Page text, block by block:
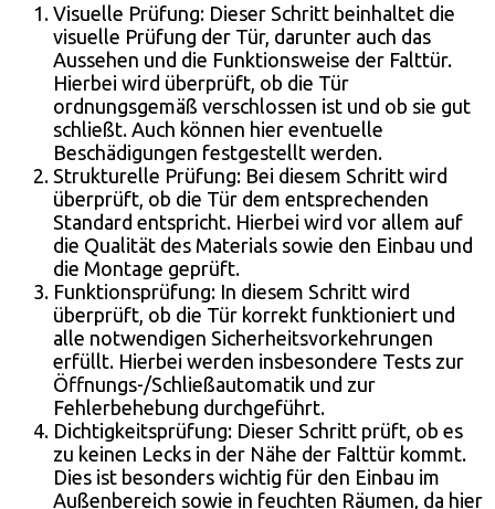
Visuelle Prüfung: Dieser Schritt beinhaltet die
visuelle Prüfung der Tür, darunter auch das
Aussehen und die Funktionsweise der Falttür.
Hierbei wird überprüft, ob die Tür
ordnungsgemäß verschlossen ist und ob sie gut
schließt. Auch können hier eventuelle
Beschädigungen festgestellt werden.
Strukturelle Prüfung: Bei diesem Schritt wird
überprüft, ob die Tür dem entsprechenden
Standard entspricht. Hierbei wird vor allem auf
die Qualität des Materials sowie den Einbau und
die Montage geprüft.
Funktionsprüfung: In diesem Schritt wird
überprüft, ob die Tür korrekt funktioniert und
alle notwendigen Sicherheitsvorkehrungen
erfüllt. Hierbei werden insbesondere Tests zur
Öffnungs-/Schließautomatik und zur
Fehlerbehebung durchgeführt.
Dichtigkeitsprüfung: Dieser Schritt prüft, ob es
zu keinen Lecks in der Nähe der Falttür kommt.
Dies ist besonders wichtig für den Einbau im
Außenbereich sowie in feuchten Räumen, da hier